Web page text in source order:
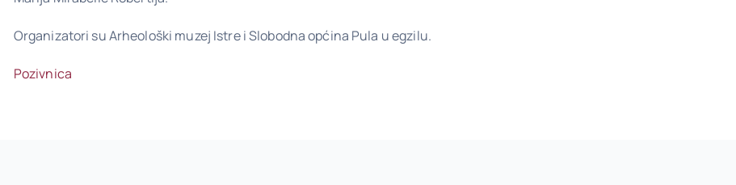
Organizatori su Arheološki muzej Istre i Slobodna općina Pula u egzilu.
Pozivnica